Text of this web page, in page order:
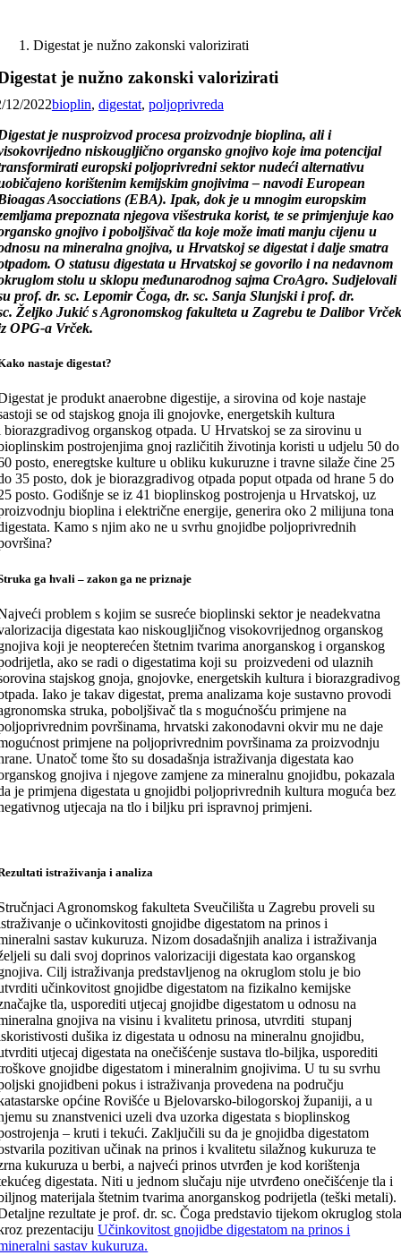
contentDigestat je nužno zakonski valorizirati
je nužno zakonski valorizirati
12/2022bioplin, digestat, poljoprivreda
je nusproizvod procesa proizvodnje bioplina, ali i
niskougljično organsko gnojivo koje ima potencijal
europski poljoprivredni sektor nudeći alternativu
korištenim kemijskim gnojivima – navodi European
Asocciations (EBA). Ipak, dok je u mnogim europskim
prepoznata njegova višestruka korist, te se primjenjuje kao
gnojivo i poboljšivač tla koje može imati manju cijenu u
na mineralna gnojiva, u Hrvatskoj se digestat i dalje smatra
O statusu digestata u Hrvatskoj se govorilo i na nedavnom
stolu u sklopu međunarodnog sajma CroAgro. Sudjelovali
prof. dr. sc. Lepomir Čoga, dr. sc. Sanja Slunjski i prof. dr.
Željko Jukić s Agronomskog fakulteta u Zagrebu te Dalibor
OPG-a Vrček.
nastaje digestat?
je produkt anaerobne digestije, a sirovina od koje nastaje
se od stajskog gnoja ili gnojovke, energetskih kultura
biorazgradivog organskog otpada. U Hrvatskoj se za sirovinu u
postrojenjima gnoj različitih životinja koristi u udjelu 50 do
posto, eneregtske kulture u obliku kukuruzne i travne silaže čine 25
35 posto, dok je biorazgradivog otpada poput otpada od hrane 5 do
posto. Godišnje se iz 41 bioplinskog postrojenja u Hrvatskoj, uz
bioplina i električne energije, generira oko 2 milijuna tona
Kamo s njim ako ne u svrhu gnojidbe poljoprivrednih
ga hvali – zakon ga ne priznaje
problem s kojim se susreće bioplinski sektor je neadekvatna
digestata kao niskougljičnog visokovrijednog organskog
koji je neopterećen štetnim tvarima anorganskog i organskog
ako se radi o digestatima koji su proizvedeni od ulaznih
stajskog gnoja, gnojovke, energetskih kultura i biorazgradivog
Iako je takav digestat, prema analizama koje sustavno provodi
struka, poboljšivač tla s mogućnošću primjene na
površinama, hrvatski zakonodavni okvir mu ne daje
primjene na poljoprivrednim površinama za proizvodnju
Unatoč tome što su dosadašnja istraživanja digestata kao
gnojiva i njegove zamjene za mineralnu gnojidbu, pokazala
je primjena digestata u gnojidbi poljoprivrednih kultura moguća bez
utjecaja na tlo i biljku pri ispravnoj primjeni.
istraživanja i analiza
Agronomskog fakulteta Sveučilišta u Zagrebu proveli su
o učinkovitosti gnojidbe digestatom na prinos i
sastav kukuruza. Nizom dosadašnjih analiza i istraživanja
su dali svoj doprinos valorizaciji digestata kao organskog
Cilj istraživanja predstavljenog na okruglom stolu je bio
učinkovitost gnojidbe digestatom na fizikalno kemijske
tla, usporediti utjecaj gnojidbe digestatom u odnosu na
gnojiva na visinu i kvalitetu prinosa, utvrditi stupanj
dušika iz digestata u odnosu na mineralnu gnojidbu,
utjecaj digestata na onečišćenje sustava tlo-biljka, usporediti
gnojidbe digestatom i mineralnim gnojivima. U tu su svrhu
gnojidbeni pokus i istraživanja provedena na području
općine Rovišće u Bjelovarsko-bilogorskoj županiji, a u
su znanstvenici uzeli dva uzorka digestata s bioplinskog
– kruti i tekući. Zaključili su da je gnojidba digestatom
pozitivan učinak na prinos i kvalitetu silažnog kukuruza te
kukuruza u berbi, a najveći prinos utvrđen je kod korištenja
digestata. Niti u jednom slučaju nije utvrđeno onečišćenje tla i
materijala štetnim tvarima anorganskog podrijetla (teški metali).
rezultate je prof. dr. sc. Čoga predstavio tijekom okruglog
prezentacijuUčinkovitost gnojidbe digestatom na prinos i
sastav kukuruza.